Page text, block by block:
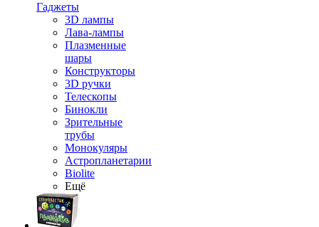
Гаджеты
3D лампы
Лава-лампы
Плазменные
шары
Конструкторы
3D ручки
Телескопы
Бинокли
Зрительные
трубы
Монокуляры
Астропланетарии
Biolite
Ещё